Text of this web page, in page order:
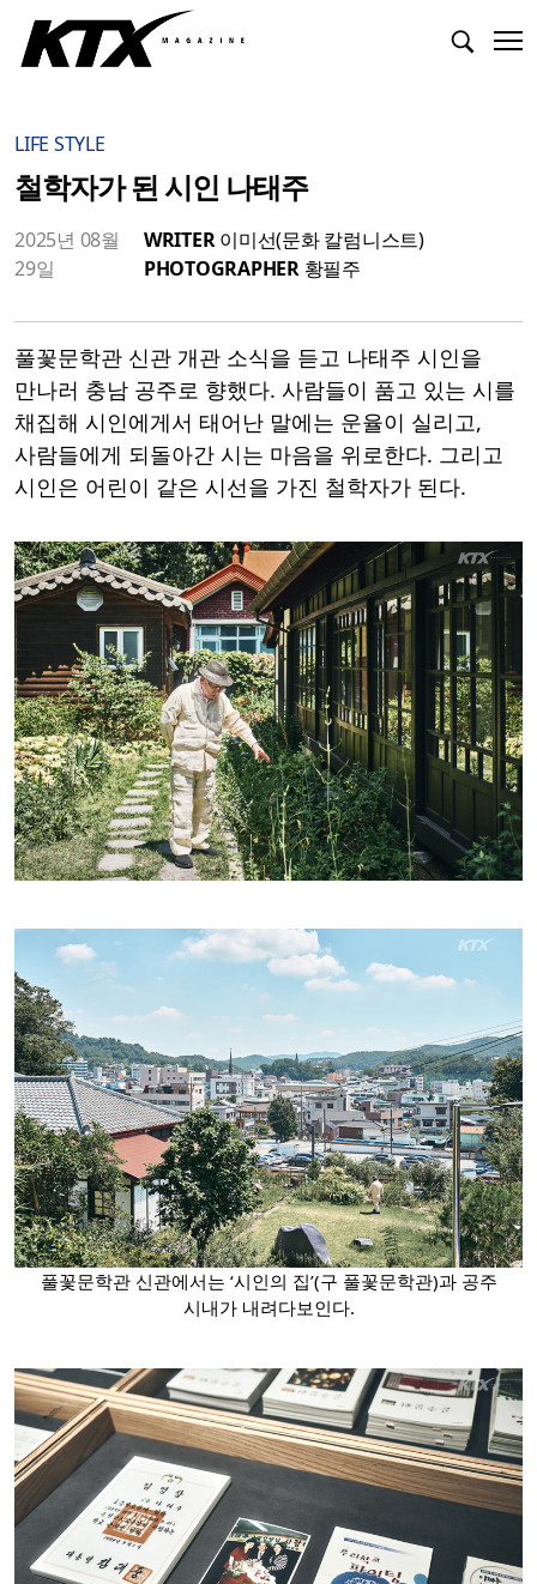
LIFE STYLE
철학자가 된 시인 나태주
2025년 08월
29일
WRITER 이미선(문화 칼럼니스트)
PHOTOGRAPHER 황필주
풀꽃문학관 신관 개관 소식을 듣고 나태주 시인을
만나러 충남 공주로 향했다. 사람들이 품고 있는 시를
채집해 시인에게서 태어난 말에는 운율이 실리고,
사람들에게 되돌아간 시는 마음을 위로한다. 그리고
시인은 어린이 같은 시선을 가진 철학자가 된다.
풀꽃문학관 신관에서는 ‘시인의 집’(구 풀꽃문학관)과 공주
시내가 내려다보인다.